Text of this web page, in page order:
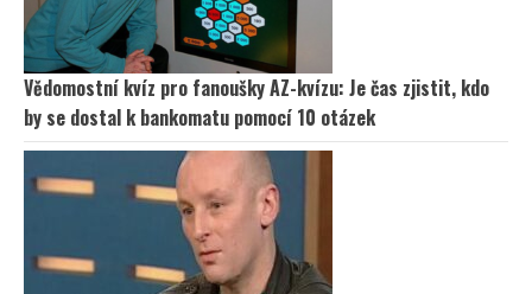
Vědomostní kvíz pro fanoušky AZ-kvízu: Je čas zjistit, kdo
by se dostal k bankomatu pomocí 10 otázek